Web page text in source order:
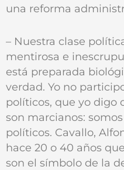
una reforma
– Nuestra clase
mentirosa e
está preparada
verdad. Yo no
políticos, que yo digo
son marcianos:
políticos. Cavallo,
hace 20 o 40 años
son el símbolo de la